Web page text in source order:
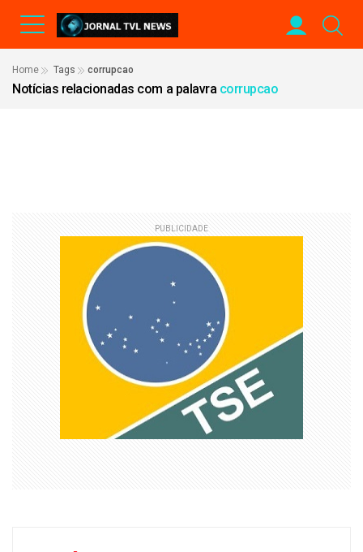
Home Tags corrupcao
Notícias relacionadas com a palavra corrupcao
PUBLICIDADE